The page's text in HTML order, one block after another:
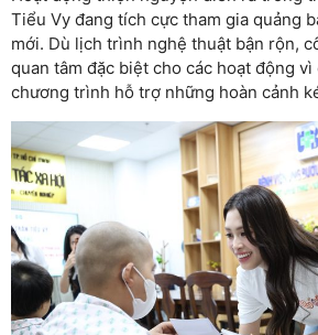
Tiểu Vy đang tích cực tham gia quảng
mới. Dù lịch trình nghệ thuật bận rộn,
quan tâm đặc biệt cho các hoạt động
chương trình hỗ trợ những hoàn cảnh